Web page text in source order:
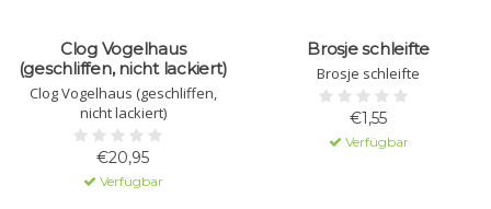
Clog Vogelhaus
(geschliffen, nicht lackiert)
Clog Vogelhaus (geschliffen,
nicht lackiert)
€20,95
Verfügbar
Brosje schleifte
Brosje schleifte
€1,55
Verfügbar